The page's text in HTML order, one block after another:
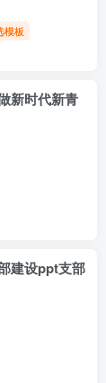
模板
新时代新青
建设ppt支部